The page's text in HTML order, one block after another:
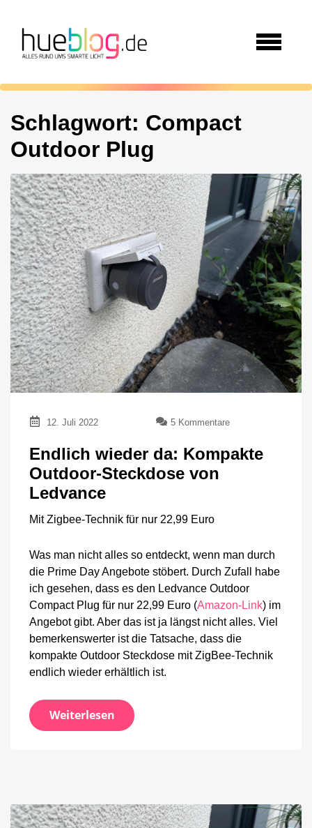
Schlagwort: Compact
Outdoor Plug
12. Juli 2022 5 Kommentarezu
wieder
da:
Endlich wieder da: Kompakte
Outdoor-Steckdose von
Ledvance
Mit Zigbee-Technik für nur 22,99 Euro
Was man nicht alles so entdeckt, wenn man durch
die Prime Day Angebote stöbert. Durch Zufall habe
ich gesehen, dass es den Ledvance Outdoor
Compact Plug für nur 22,99 Euro (Amazon-Link) im
Angebot gibt. Aber das ist ja längst nicht alles. Viel
bemerkenswerter ist die Tatsache, dass die
kompakte Outdoor Steckdose mit ZigBee-Technik
endlich wieder erhältlich ist.
Weiterlesen